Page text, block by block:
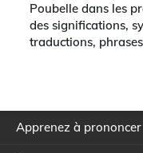
Poubelle dans les
des significations,
traductions,
Apprenez à prononcer